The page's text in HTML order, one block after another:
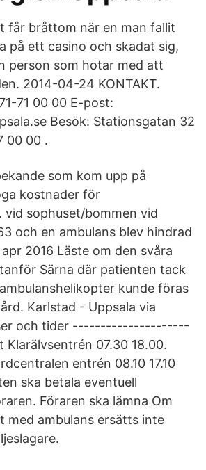
får bråttom när en man fallit
på ett casino och skadat sig,
person som hotar med att
2014-04-24 KONTAKT.
71 00 00 E-post:
Besök: Stationsgatan 32
00 00 .
som kom upp på
kostnader för
vid sophuset/bommen vid
och en ambulans blev hindrad
2016 Läste om den svåra
Särna där patienten tack
kunde föras
Karlstad - Uppsala via
och tider ---------------------
Klarälvsentrén 07.30 18.00.
entrén 08.10 17.10
ska betala eventuell
Föraren ska lämna Om
med ambulans ersätts inte